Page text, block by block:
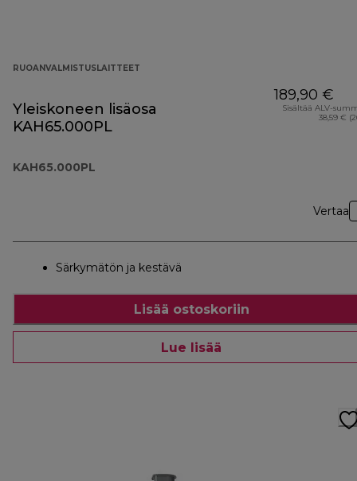
RUOANVALMISTUSLAITTEET
Yleiskoneen lisäosa
KAH65.000PL
KAH65.000PL
189,90 €
Sisältää ALV-
38,59 €
Vertaa
Särkymätön ja kestävä
Lisää ostoskoriin
Lue lisää